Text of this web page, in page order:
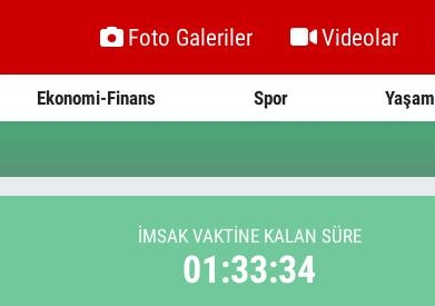
Foto Galeriler Videolar
Ekonomi-Finans Spor Yaşam
İMSAK VAKTİNE KALAN SÜRE
01:33:34